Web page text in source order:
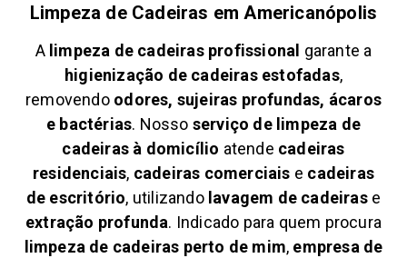
Limpeza de Cadeiras emAmericanópolis
A limpeza de cadeiras profissional garante a
higienização de cadeiras estofadas,
removendoodores, sujeiras profundas, ácaros
e bactérias. Nosso serviço de limpeza de
cadeiras à domicílio atende cadeiras
residenciais, cadeiras comerciais e cadeiras
de escritório, utilizando lavagem de cadeirase
extração profunda. Indicado para quem procura
limpeza de cadeiras perto de mim, empresa de